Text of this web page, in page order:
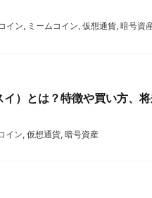
イン, ミームコイン, 仮想通貨, 暗号資
イ）とは？特徴や買い方、
イン, 仮想通貨, 暗号資産